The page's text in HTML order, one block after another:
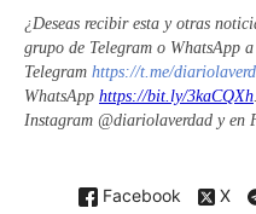
¿Deseas recibir esta y otras
grupo de Telegram o WhatsApp
Telegram https://t.me/
WhatsApp https://bit.ly/3kaCQXh
Instagram @diariolaverdad y en
Facebook X